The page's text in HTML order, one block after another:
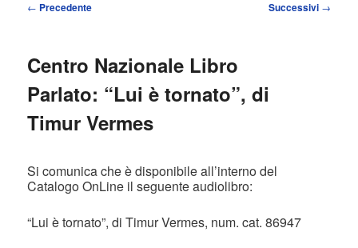
Navigazione
← Precedente Successivi →
Centro Nazionale Libro
Parlato: “Lui è tornato”, di
Timur Vermes
Si comunica che è disponibile all’interno del
Catalogo OnLine il seguente audiolibro:
“Lui è tornato”, di Timur Vermes, num. cat. 86947